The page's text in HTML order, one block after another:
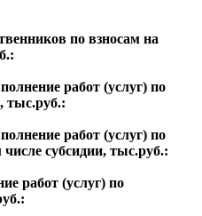
по взносам на
работ (услуг) по
тыс.руб.:
работ (услуг) по
субсидии, тыс.руб.:
работ (услуг) по